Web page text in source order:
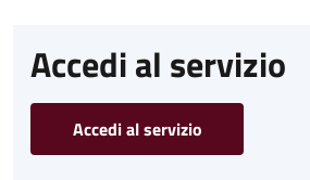
Accedi al servizio
Accedi al servizio